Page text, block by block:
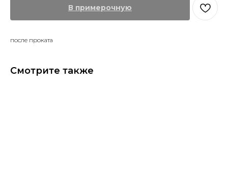
В примерочную
после проката
Смотрите также